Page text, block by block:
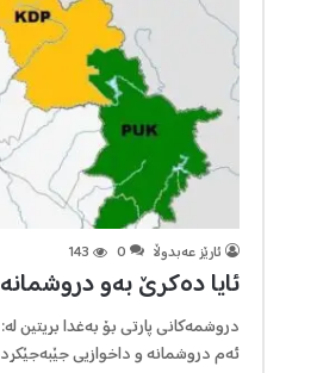
ئارێز عەبدوڵا 0
143
ئايا دەکرێ بەو
دروشمەکانی پارتی بۆ بەغدا بریتین
ئەم دروشمانە و داخوازیی